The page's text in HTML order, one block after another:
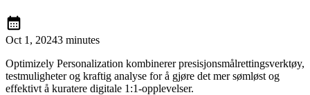
calendar_month
Oct 1, 20243 minutes
Optimizely Personalization kombinerer presisjonsmålrettingsverktøy,
testmuligheter og kraftig analyse for å gjøre det mer sømløst og
effektivt å kuratere digitale 1:1-opplevelser.